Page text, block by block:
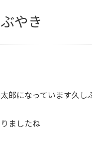
やき
郎になっています久
ましたね